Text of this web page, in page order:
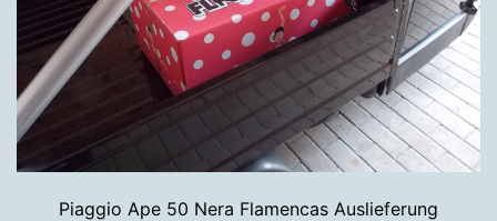
Piaggio Ape 50 Nera Flamencas Auslieferung